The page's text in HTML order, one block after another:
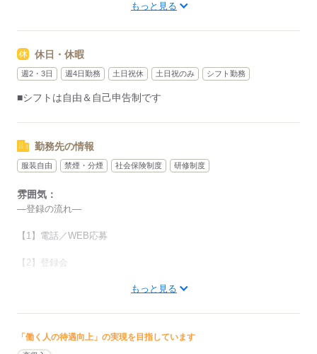
上記の勤務時間は一例です。
お子様の帰宅時間に合わせたい主婦（夫）さん
どなたでもご都合に合わせることができます♪
もっと見る
休日・休暇
週2・3日 週4日勤務 土日祝休 土日祝のみ シフト勤務
■シフトは自由＆自己申告制です
勤務先の情報
服装自由 禁煙・分煙 社会保険制度 研修制度
雰囲気：
―登録の流れ―
【1】電話／WEB応募
【2】登録会
【4】登録
【5】お仕事開始！
もっと見る
「働く人の待遇向上」の実現を目指しています